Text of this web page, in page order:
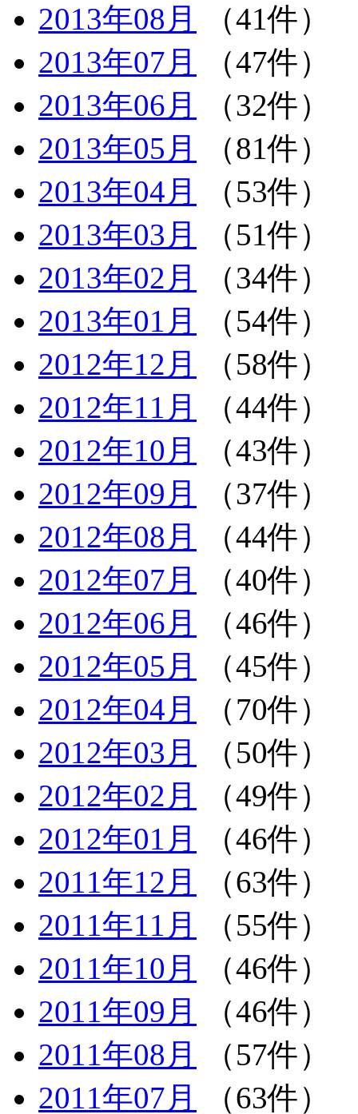
2013年08月
（41件）
2013年07月
（47件）
2013年06月
（32件）
2013年05月
（81件）
2013年04月
（53件）
2013年03月
（51件）
2013年02月
（34件）
2013年01月
（54件）
2012年12月
（58件）
2012年11月
（44件）
2012年10月
（43件）
2012年09月
（37件）
2012年08月
（44件）
2012年07月
（40件）
2012年06月
（46件）
2012年05月
（45件）
2012年04月
（70件）
2012年03月
（50件）
2012年02月
（49件）
2012年01月
（46件）
2011年12月
（63件）
2011年11月
（55件）
2011年10月
（46件）
2011年09月
（46件）
2011年08月
（57件）
2011年07月
（63件）